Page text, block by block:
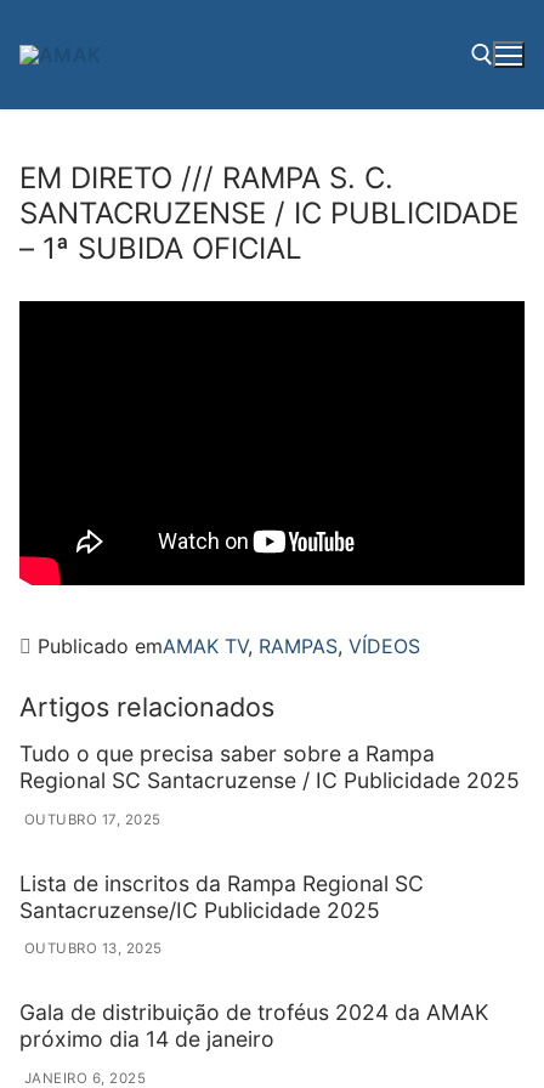
para
EM DIRETO /// RAMPA S. C.
SANTACRUZENSE / IC PUBLICIDADE
– 1ª SUBIDA OFICIAL
Publicado emAMAK TV, RAMPAS, VÍDEOS
Artigos relacionados
Tudo o que precisa saber sobre a Rampa
Regional SC Santacruzense / IC Publicidade 2025
OUTUBRO 17, 2025
Lista de inscritos da Rampa Regional SC
Santacruzense/IC Publicidade 2025
OUTUBRO 13, 2025
Gala de distribuição de troféus 2024 da AMAK
próximo dia 14 de janeiro
JANEIRO 6, 2025